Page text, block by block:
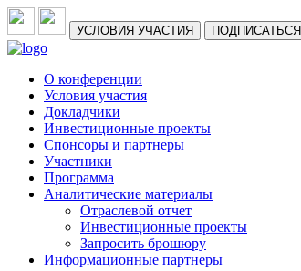
УСЛОВИЯ УЧАСТИЯ ПОДПИСАТЬСЯ
О конференции
Условия участия
Докладчики
Инвестиционные проекты
Спонсоры и партнеры
Участники
Программа
Аналитические материалы
Отраслевой отчет
Инвестиционные проекты
Запросить брошюру
Информационные партнеры